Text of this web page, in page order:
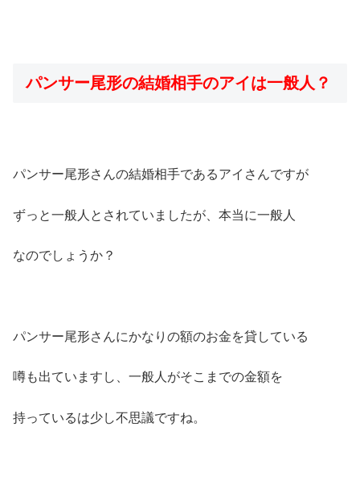
パンサー尾形の結婚相手のアイは一般人？
パンサー尾形さんの結婚相手であるアイさんですが
ずっと一般人とされていましたが、本当に一般人
なのでしょうか？
パンサー尾形さんにかなりの額のお金を貸している
噂も出ていますし、一般人がそこまでの金額を
持っているは少し不思議ですね。